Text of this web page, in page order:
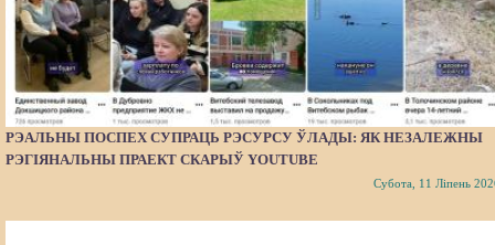
РЭАЛЬНЫ ПОСПЕХ СУПРАЦЬ РЭСУРСУ ЎЛАДЫ: ЯК НЕЗАЛЕЖНЫ
РЭГІЯНАЛЬНЫ ПРАЕКТ СКАРЫЎ YOUTUBE
Субота, 11 Ліпень